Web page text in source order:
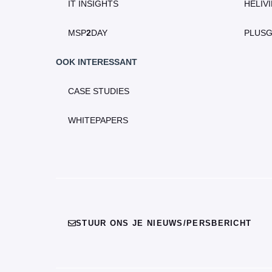
IT INSIGHTS
MSP2DAY
OOK INTERESSANT
CASE STUDIES
WHITEPAPERS
STUUR ONS JE NIEUWS/PERSBERICHT